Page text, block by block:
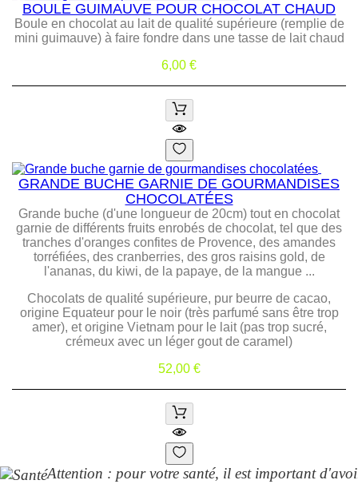
BOULE GUIMAUVE POUR CHOCOLAT CHAUD
Boule en chocolat au lait de qualité supérieure (remplie de
mini guimauve) à faire fondre dans une tasse de lait chaud
6,00 €Prix
GRANDE BUCHE GARNIE DE GOURMANDISES
CHOCOLATÉES
Grande buche (d'une longueur de 20cm) tout en chocolat
garnie de différents fruits enrobés de chocolat, tel que des
tranches d'oranges confites de Provence, des amandes
torréfiées, des cranberries, des gros raisins gold, de
l'ananas, du kiwi, de la papaye, de la mangue ...
Chocolats de qualité supérieure, pur beurre de cacao,
origine Equateur pour le noir (très parfumé sans être trop
amer), et origine Vietnam pour le lait (pas trop sucré,
crémeux avec un léger gout de caramel)
52,00 €Prix
Attention : pour votre santé, il est important